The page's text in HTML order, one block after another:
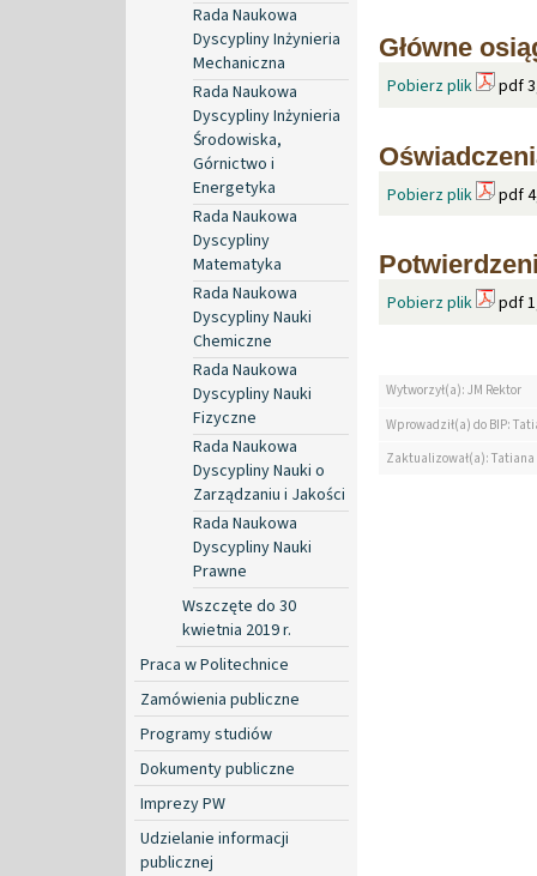
Rada Naukowa
Dyscypliny Inżynieria
Mechaniczna
Rada Naukowa
Dyscypliny Inżynieria
Środowiska,
Górnictwo i
Energetyka
Rada Naukowa
Dyscypliny
Matematyka
Rada Naukowa
Dyscypliny Nauki
Chemiczne
Rada Naukowa
Dyscypliny Nauki
Fizyczne
Rada Naukowa
Dyscypliny Nauki o
Zarządzaniu i Jakości
Rada Naukowa
Dyscypliny Nauki
Prawne
Wszczęte do 30
kwietnia 2019 r.
Praca w Politechnice
Zamówienia publiczne
Programy studiów
Dokumenty publiczne
Imprezy PW
Udzielanie informacji
publicznej
Główne
Pobierz plik pdf
Pobierz plik pdf
Pobierz plik pdf
Wytworzył(a): JM Rektor
Wprowadził(a) do BIP:
Zaktualizował(a):